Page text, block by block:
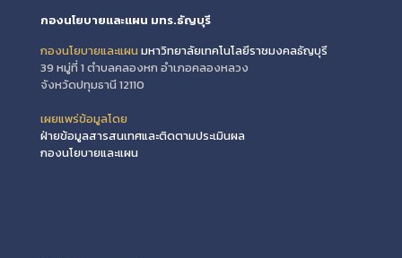
กองนโยบายและแผน มทร.ธัญบุรี
กองนโยบายและแผน มหาวิทยาลัยเทคโนโลยีราชมงคลธัญบุรี
39 หมู่ที่ 1 ตำบลคลองหก อำเภอคลองหลวง
จังหวัดปทุมธานี 12110
เผยแพร่ข้อมูลโดย
ฝ่ายข้อมูลสารสนเทศและติดตามประเมินผล
กองนโยบายและแผน